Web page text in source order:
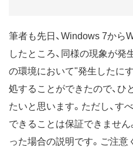
筆者も先日、Windows 7から
したところ、同様の現象が発
の環境において"発生したに
処することができたので、ひ
たいと思います。ただし、す
できることは保証できません
った場合の説明です。ご注意